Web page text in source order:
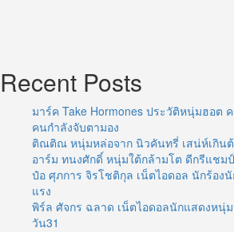
Recent Posts
มาร์ค Take Hormones ประวัติหนุ่มฮอต
คนกำลังจับตามอง
ติณติณ หนุ่มหล่อจาก นิวคันทรี่ เสน่ห์เกิน
อาร์ม ทนงศักดิ์ หนุ่มใต้กล้ามโต ดีกรีแชมป์
ป๋อ ศุภการ จิรโชติกุล เน็ตไอดอล นักร้อง
แรง
พิร์ล ศัจกร ฉลาด เน็ตไอดอลนักแสดงหนุ่ม
วัน31